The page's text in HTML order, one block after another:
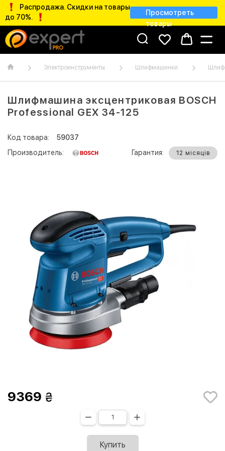
Распродажа. Скидки на товары
до 70%.
Просмотреть
товары
Электроинструменты Шлифмашинки
Шлифмашина эксцентриковая BOSCH
Professional GEX 34-125
Код товара:
59037
Производитель:
Гарантия: 12 місяців
9369
Купить